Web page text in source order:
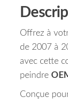
Offrez à
de 2007 à
avec cette
peindre
Conçue